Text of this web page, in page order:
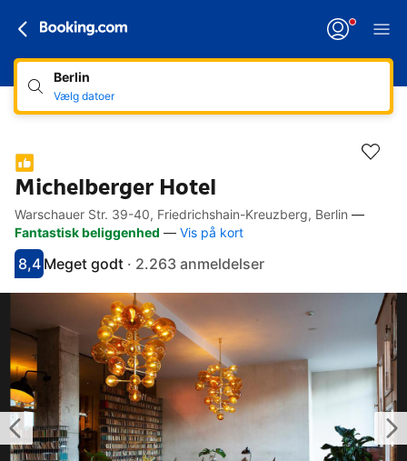
Berlin
Vælg datoer
Michelberger Hotel
Links for synshæmmede
Gå til beskrivelse
Gå til faciliteter
Gå til værelser
Gå til regler
Warschauer Str. 39-40, Friedrichshain-Kreuzberg, Berlin —
Fantastisk beliggenhed — Vis på kort
Har fået 8.4 i karakter
8,4
Vurderet som meget godt
Meget godt · 2.263 anmeldelser